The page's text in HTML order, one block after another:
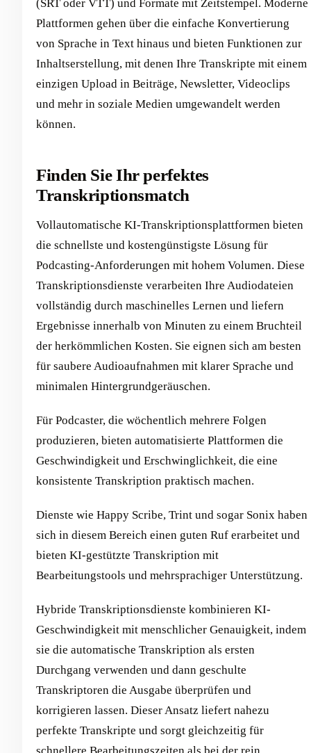
(SRT oder VTT) und Formate mit Zeitstempel. Moderne
Plattformen gehen über die einfache Konvertierung
von Sprache in Text hinaus und bieten Funktionen zur
Inhaltserstellung, mit denen Ihre Transkripte mit einem
einzigen Upload in Beiträge, Newsletter, Videoclips
und mehr in soziale Medien umgewandelt werden
können.
Finden Sie Ihr perfektes
Transkriptionsmatch
Vollautomatische KI-Transkriptionsplattformen bieten
die schnellste und kostengünstigste Lösung für
Podcasting-Anforderungen mit hohem Volumen. Diese
Transkriptionsdienste verarbeiten Ihre Audiodateien
vollständig durch maschinelles Lernen und liefern
Ergebnisse innerhalb von Minuten zu einem Bruchteil
der herkömmlichen Kosten. Sie eignen sich am besten
für saubere Audioaufnahmen mit klarer Sprache und
minimalen Hintergrundgeräuschen.
Für Podcaster, die wöchentlich mehrere Folgen
produzieren, bieten automatisierte Plattformen die
Geschwindigkeit und Erschwinglichkeit, die eine
konsistente Transkription praktisch machen.
Dienste wie Happy Scribe, Trint und sogar Sonix haben
sich in diesem Bereich einen guten Ruf erarbeitet und
bieten KI-gestützte Transkription mit
Bearbeitungstools und mehrsprachiger Unterstützung.
Hybride Transkriptionsdienste kombinieren KI-
Geschwindigkeit mit menschlicher Genauigkeit, indem
sie die automatische Transkription als ersten
Durchgang verwenden und dann geschulte
Transkriptoren die Ausgabe überprüfen und
korrigieren lassen. Dieser Ansatz liefert nahezu
perfekte Transkripte und sorgt gleichzeitig für
schnellere Bearbeitungszeiten als bei der rein